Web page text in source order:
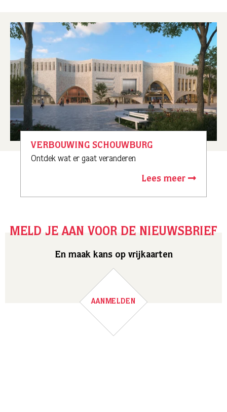
VERBOUWING SCHOUWBURG
Ontdek wat er gaat veranderen
Lees meer
MELD JE AAN VOOR DE NIEUWSBRIEF
En maak kans op vrijkaarten
AANMELDEN